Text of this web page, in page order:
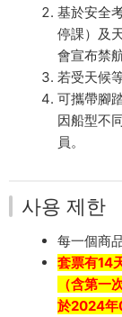
基於安全
停課）及
會宣布禁航
若受天候
可攜帶腳
因船型不
員。
사용 제한
每一個商
套票有14
（含第一
於2024年